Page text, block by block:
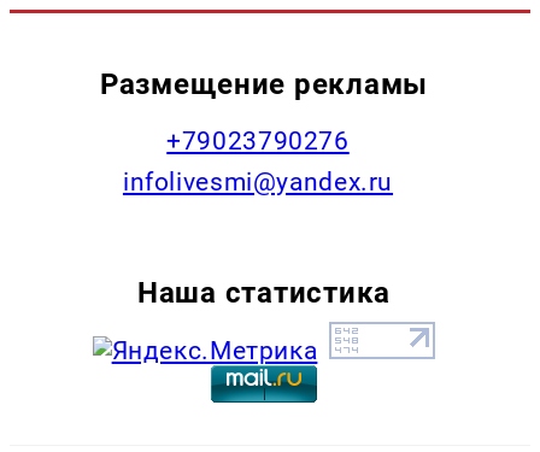
Размещение рекламы
+79023790276
infolivesmi@yandex.ru
Наша статистика